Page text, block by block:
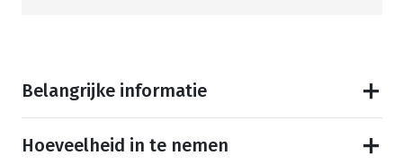
Belangrijke informatie
Hoeveelheid in te nemen